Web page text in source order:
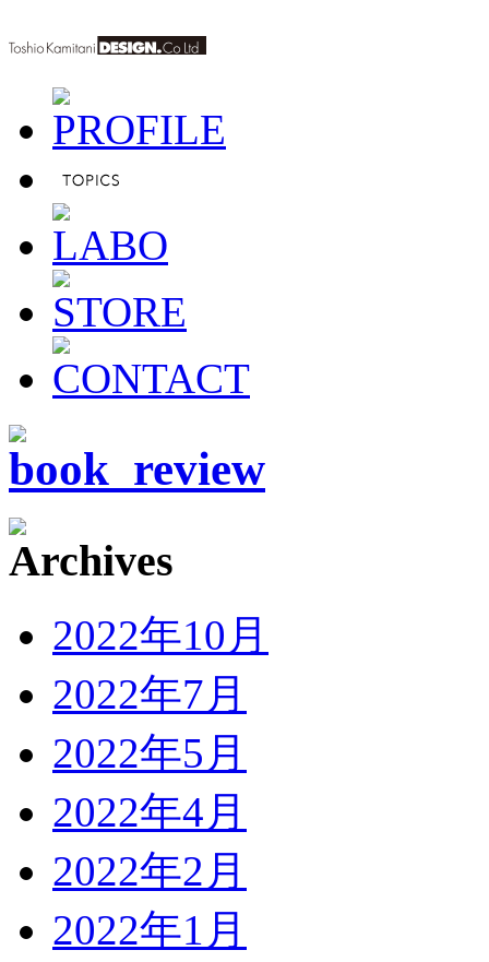
2022年10月
2022年7月
2022年5月
2022年4月
2022年2月
2022年1月